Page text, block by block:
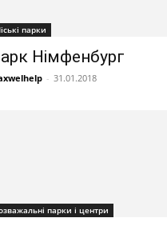
парки
Німфенбург
- 31.01.2018
парки і центри